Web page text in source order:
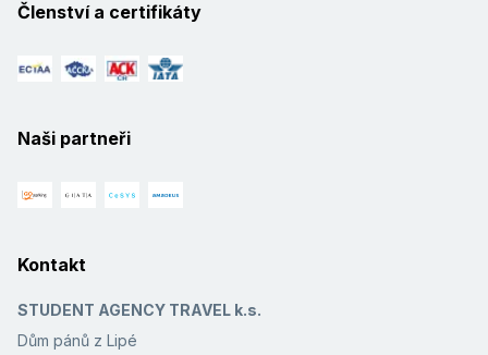
Členství a certifikáty
Naši partneři
Kontakt
STUDENT AGENCY TRAVEL k.s.
Dům pánů z Lipé